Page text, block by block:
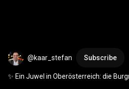
@kaar_stefan Subscribe
✨ Ein Juwel in Oberösterreich: die